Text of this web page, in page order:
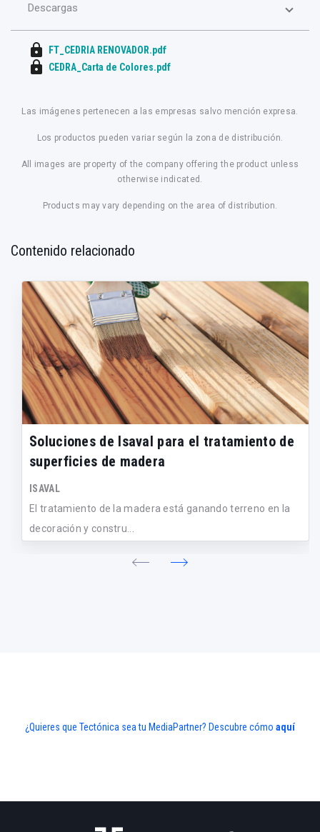
Descargas
lock FT_CEDRIA RENOVADOR.pdf
lock CEDRA_Carta de Colores.pdf
Las imágenes pertenecen a las empresas salvo mención expresa.
Los productos pueden variar según la zona de distribución.
All images are property of the company offering the product unless
otherwise indicated.
Products may vary depending on the area of distribution.
Contenido relacionado
Soluciones de Isaval para el tratamiento de
superficies de madera
ISAVAL
El tratamiento de la madera está ganando terreno en la
decoración y constru...
¿Quieres que Tectónica sea tu MediaPartner? Descubre cómo aquí